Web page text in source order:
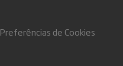
Preferências de Cookies